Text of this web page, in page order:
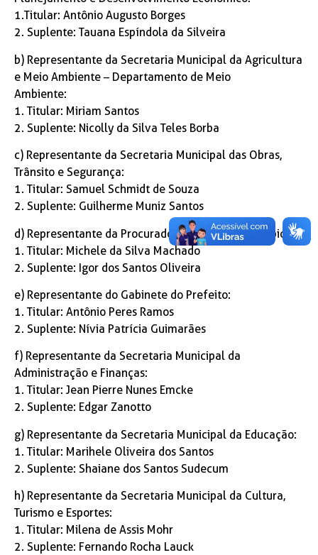
1.Titular: Antônio Augusto Borges
2. Suplente: Tauana Espíndola da Silveira
b) Representante da Secretaria Municipal da Agricultura
e Meio Ambiente – Departamento de Meio
Ambiente:
1. Titular: Miriam Santos
2. Suplente: Nicolly da Silva Teles Borba
c) Representante da Secretaria Municipal das Obras,
Trânsito e Segurança:
1. Titular: Samuel Schmidt de Souza
2. Suplente: Guilherme Muniz Santos
d) Representante da Procuradoria Geral do Município:
1. Titular: Michele da Silva Machado
2. Suplente: Igor dos Santos Oliveira
e) Representante do Gabinete do Prefeito:
1. Titular: Antônio Peres Ramos
2. Suplente: Nívia Patrícia Guimarães
f) Representante da Secretaria Municipal da
Administração e Finanças:
1. Titular: Jean Pierre Nunes Emcke
2. Suplente: Edgar Zanotto
g) Representante da Secretaria Municipal da Educação:
1. Titular: Marihele Oliveira dos Santos
2. Suplente: Shaiane dos Santos Sudecum
h) Representante da Secretaria Municipal da Cultura,
Turismo e Esportes:
1. Titular: Milena de Assis Mohr
2. Suplente: Fernando Rocha Lauck